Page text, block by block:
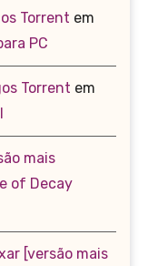
Torrent em
PC
Torrent em
mais
of Decay
[versão mais